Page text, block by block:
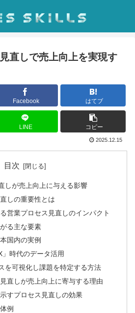
直しで売上向上を実現す
Facebook はてブ
LINE コピー
2025.12.15
目次
しが売上向上に与える影響
しの重要性とは
営業プロセス見直しのインパクト
る主な要素
国内の実例
時代のデータ活用
を可視化し課題を特定する方法
直しが売上向上に寄与する理由
すプロセス見直しの効果
例